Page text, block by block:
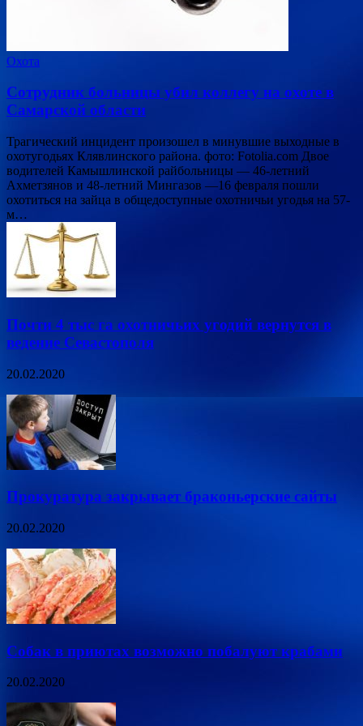
Охота
Сотрудник больницы убил коллегу на охоте в
Самарской области
Трагический инцидент произошел в минувшие выходные в
охотугодьях Клявлинского района. фото: Fotolia.com Двое
водителей Камышлинской райбольницы — 46-летний
Ахметзянов и 48-летний Мингазов —16 февраля пошли
охотиться на зайца в общедоступные охотничьи угодья на 57-
м…
Почти 4 тыс га охотничьих угодий вернутся в
ведение Севастополя
20.02.2020
Прокуратура закрывает браконьерские сайты
20.02.2020
Собак в приютах возможно побалуют крабами
20.02.2020